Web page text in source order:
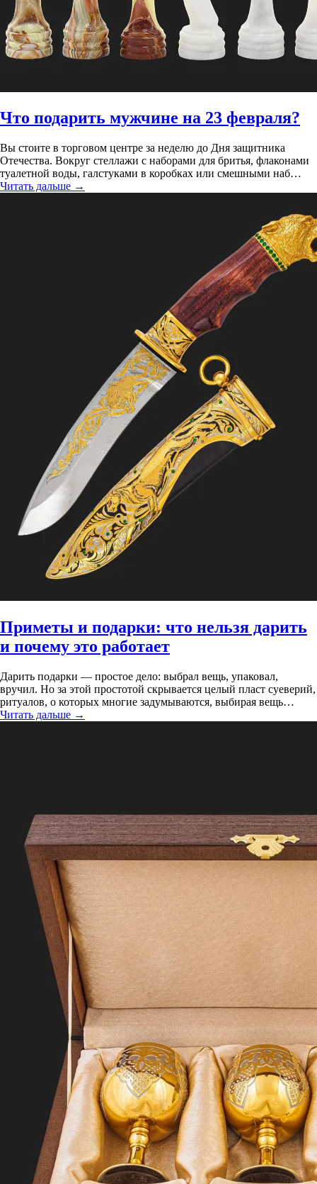
Что подарить мужчине на 23 февраля?
Вы стоите в торговом центре за неделю до Дня защитника
Отечества. Вокруг стеллажи с наборами для бритья, флаконами
туалетной воды, галстуками в коробках или смешными наб…
Читать дальше →
Приметы и подарки: что нельзя дарить
и почему это работает
Дарить подарки — простое дело: выбрал вещь, упаковал,
вручил. Но за этой простотой скрывается целый пласт суеверий,
ритуалов, о которых многие задумываются, выбирая вещь…
Читать дальше →